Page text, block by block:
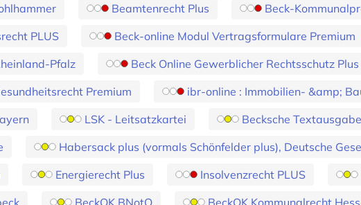
Beamtenrecht Plus
Beck-
PLUS
Beck-online Modul Vertragsformulare Premium
Pfalz
Beck Online Gewerblicher Rechtsschutz Plus
Premium
ibr-online : Immobilien- &amp;
LSK - Leitsatzkartei
Becksche
Habersack plus (vormals Schönfelder plus), Deutsche
Energierecht Plus
Insolvenzrecht PLUS
BeckOK BNotO
BeckOK Kommunalrecht